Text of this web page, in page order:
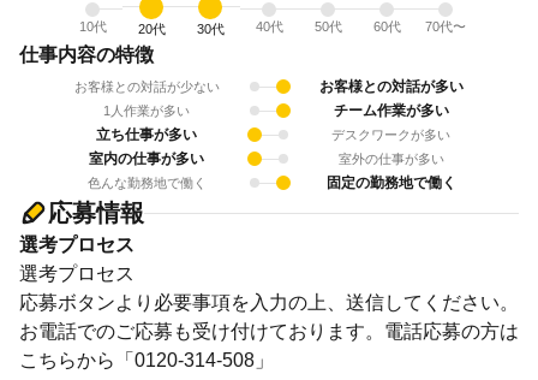
10代 20代 30代 40代 50代 60代 70代〜
仕事内容の特徴
お客様との対話が少ない お客様との対話が多い
1人作業が多い
チーム作業が多い
立ち仕事が多い
デスクワークが多い
室内の仕事が多い
室外の仕事が多い
色んな勤務地で働く
固定の勤務地で働く
応募情報
選考プロセス
選考プロセス
応募ボタンより必要事項を入力の上、送信してください。
お電話でのご応募も受け付けております。電話応募の方は
こちらから「0120-314-508」